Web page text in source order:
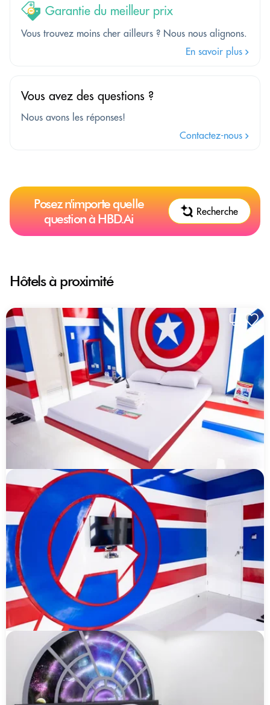
Garantie du meilleur prix
Vous trouvez moins cher ailleurs ? Nous nous alignons.
En savoir plus
Vous avez des questions ?
Nous avons les réponses!
Contactez-nous
Posez n'importe quelle
question à HBD.Ai
Recherche
Hôtels à proximité